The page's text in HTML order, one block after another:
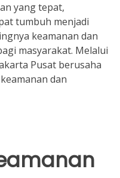
yang tepat,
tumbuh menjadi
keamanan dan
masyarakat. Melalui
Pusat berusaha
dan